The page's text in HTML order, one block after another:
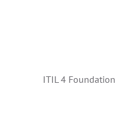
ITIL 4 Foundation